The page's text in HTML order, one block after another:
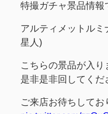
特撮ガチャ景品情報
アルティメットルミ
星人)
こちらの景品が入り
是非是非回してくだ
ご来店お待ちしてお